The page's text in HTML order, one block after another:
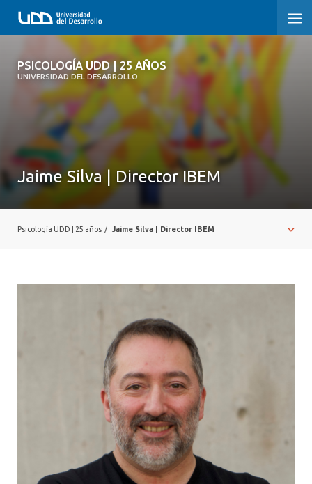
PSICOLOGÍA UDD | 25 AÑOS
UNIVERSIDAD DEL DESARROLLO
PSICOLOGÍA UDD | 25 AÑOS
TESTIMONIOS
NUESTRA HISTORIA
REGISTRO FOTOGRÁFICO
Jaime Silva | Director IBEM
Psicología UDD | 25 años / Jaime Silva | Director IBEM